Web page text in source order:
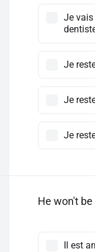
Je vais
Je
Je
Je
He won't
Il est